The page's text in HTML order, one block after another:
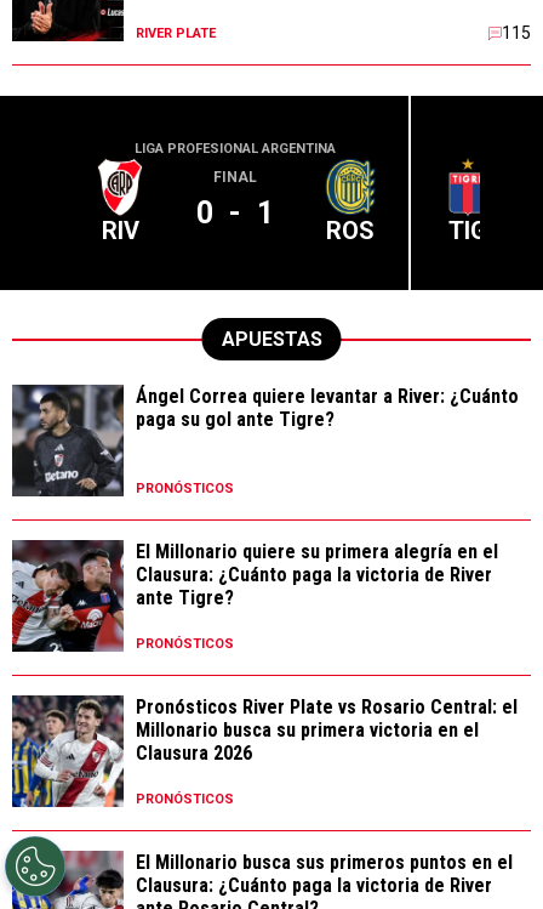
RIVER PLATE 115
LIGA PROFESIONAL ARGENTINA
RIV
FINAL
0 - 1 ROS TIG
APUESTAS
Ángel Correa quiere levantar a River: ¿Cuánto
paga su gol ante Tigre?
PRONÓSTICOS
El Millonario quiere su primera alegría en el
Clausura: ¿Cuánto paga la victoria de River
ante Tigre?
PRONÓSTICOS
Pronósticos River Plate vs Rosario Central: el
Millonario busca su primera victoria en el
Clausura 2026
PRONÓSTICOS
El Millonario busca sus primeros puntos en el
Clausura: ¿Cuánto paga la victoria de River